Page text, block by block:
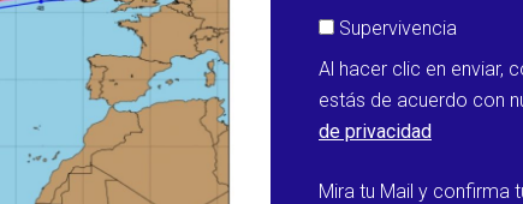
Supervivencia
Al hacer clic en enviar,
estás de acuerdo con
de privacidad
Mira tu Mail y confirma